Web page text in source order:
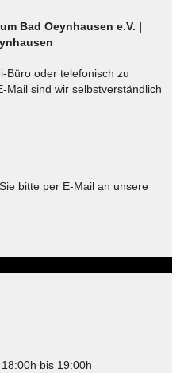
Bad Oeynhausen e.V. |
Büro oder telefonisch zu
Mail sind wir selbstverständlich
bitte per E-Mail an unsere
bis 19:00h